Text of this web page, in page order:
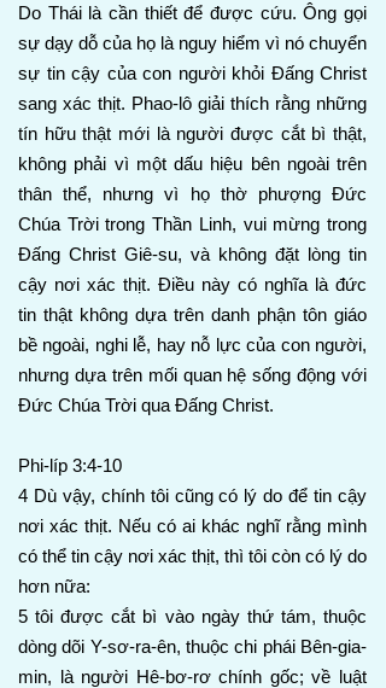
Do Thái là cần thiết để được cứu. Ông gọi
sự dạy dỗ của họ là nguy hiểm vì nó chuyển
sự tin cậy của con người khỏi Đấng Christ
sang xác thịt. Phao-lô giải thích rằng những
tín hữu thật mới là người được cắt bì thật,
không phải vì một dấu hiệu bên ngoài trên
thân thể, nhưng vì họ thờ phượng Đức
Chúa Trời trong Thần Linh, vui mừng trong
Đấng Christ Giê-su, và không đặt lòng tin
cậy nơi xác thịt. Điều này có nghĩa là đức
tin thật không dựa trên danh phận tôn giáo
bề ngoài, nghi lễ, hay nỗ lực của con người,
nhưng dựa trên mối quan hệ sống động với
Đức Chúa Trời qua Đấng Christ.
Phi-líp 3:4-10
4 Dù vậy, chính tôi cũng có lý do để tin cậy
nơi xác thịt. Nếu có ai khác nghĩ rằng mình
có thể tin cậy nơi xác thịt, thì tôi còn có lý do
hơn nữa:
5 tôi được cắt bì vào ngày thứ tám, thuộc
dòng dõi Y-sơ-ra-ên, thuộc chi phái Bên-gia-
min, là người Hê-bơ-rơ chính gốc; về luật